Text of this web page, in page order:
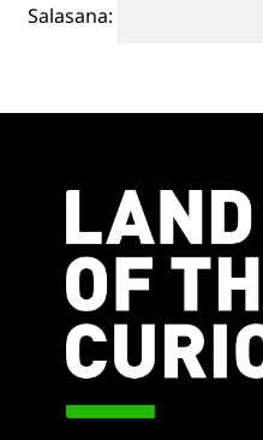
MUUT TUOTTEET
Salasana: